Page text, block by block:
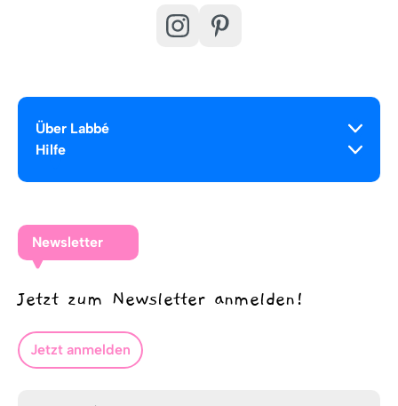
Über Labbé
Hilfe
Newsletter
Jetzt zum Newsletter anmelden!
Jetzt anmelden